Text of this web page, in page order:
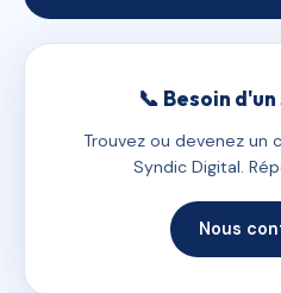
📞 Besoin
Trouvez ou devenez un
Syndic Digital.
Nous